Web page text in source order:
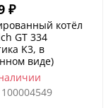
₽
котёл
GT 334
K3, в
виде)
100004549